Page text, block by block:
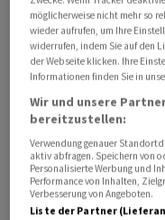
rund sechs Monaten
Europa schnell und
um seine
geopolitischen
Der Betrag spiegle
Europas führendem
der sich im globalen
will, so die EIB.
weltgrössten
möglicherweise nicht mehr so
wieder aufrufen, um Ihre
widerrufen, indem Sie auf den
der Webseite klicken. Ihre
Informationen finden Sie in
Wir und unsere
bereitzustellen:
Verwendung genauer
aktiv abfragen. Speichern von
Personalisierte Werbung und
Performance von Inhalten,
Verbesserung von Angeboten.
Liste der Partner